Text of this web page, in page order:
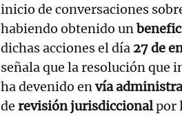
inicio de conversaciones
habiendo obtenido un
dichas acciones el día 27 de
señala que la resolución que
ha devenido envía
de revisión jurisdiccionalpor